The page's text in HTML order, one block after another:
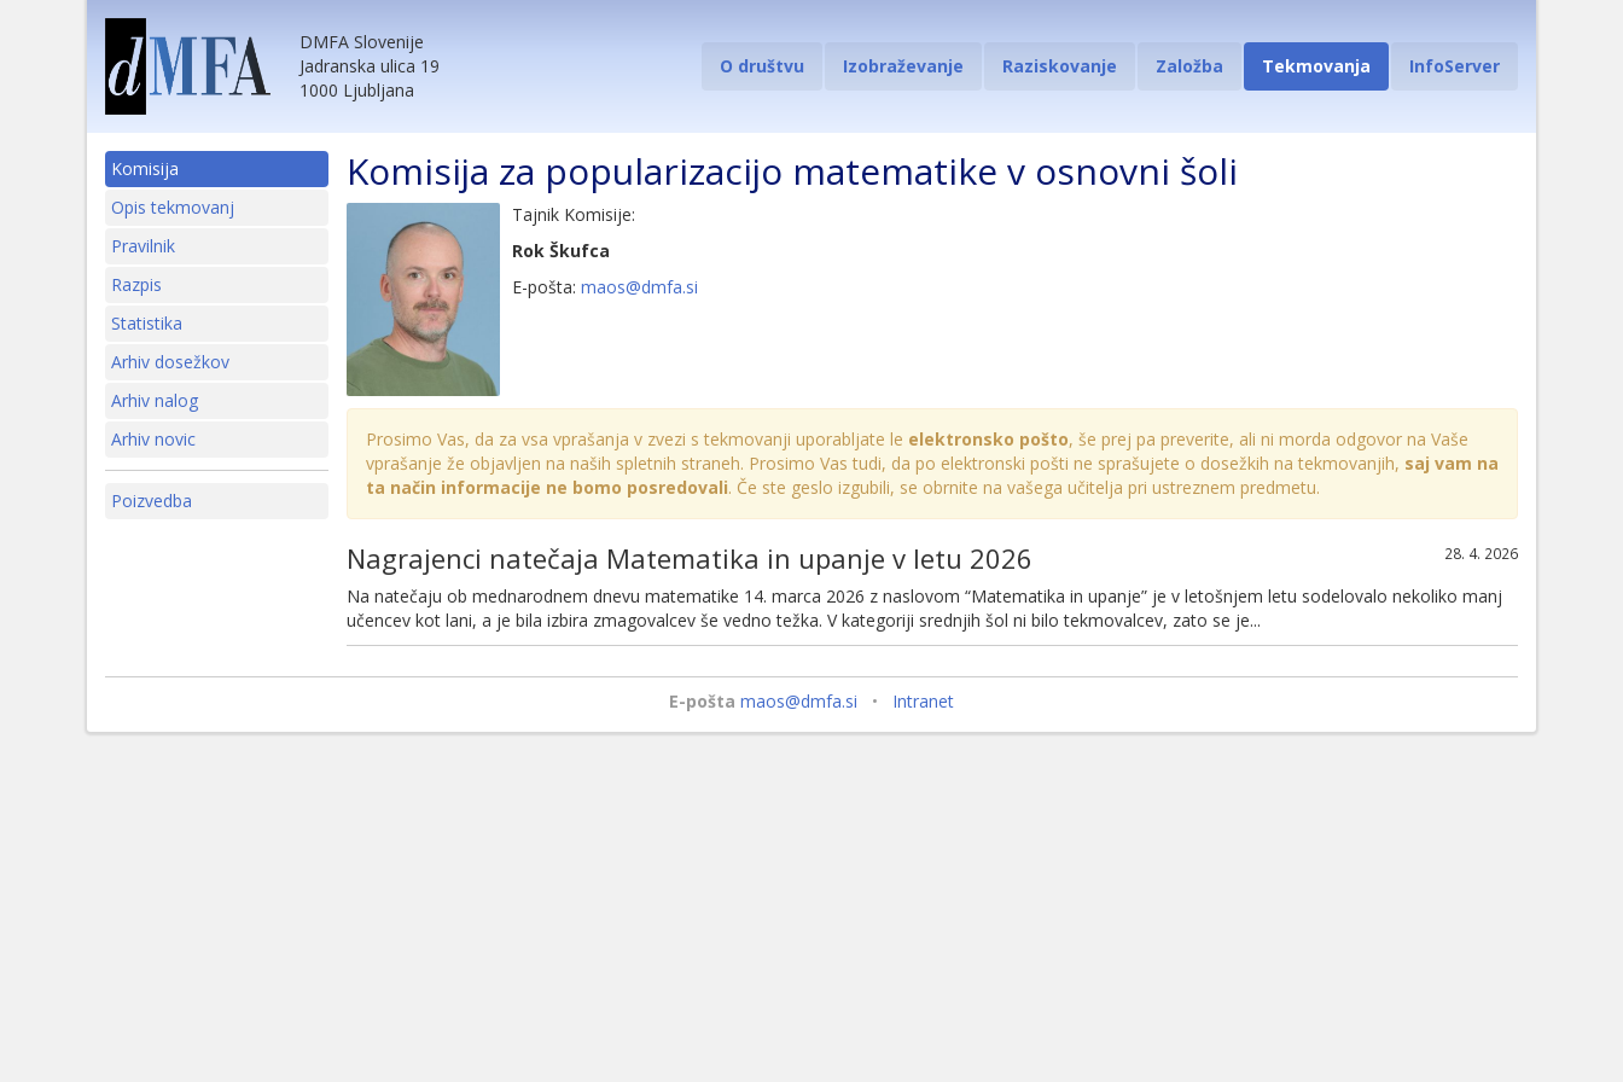
DMFA Slovenije
Jadranska ulica 19
1000 Ljubljana
O društvu Izobraževanje Raziskovanje Založba Tekmovanja InfoServer
Komisija
Opis tekmovanj
Pravilnik
Razpis
Statistika
Arhiv dosežkov
Arhiv nalog
Arhiv novic
Poizvedba
Komisija za popularizacijo matematike v osnovni šoli
Tajnik Komisije:
Rok Škufca
E-pošta: maos@dmfa.si
Prosimo Vas, da za vsa vprašanja v zvezi s tekmovanji uporabljate le elektronsko pošto, še prej pa preverite, ali ni morda odgovor na Vaše
vprašanje že objavljen na naših spletnih straneh. Prosimo Vas tudi, da po elektronski pošti ne sprašujete o dosežkih na tekmovanjih, saj vam na
ta način informacije ne bomo posredovali. Če ste geslo izgubili, se obrnite na vašega učitelja pri ustreznem predmetu.
28. 4. 2026
Nagrajenci natečaja Matematika in upanje v letu 2026
Na natečaju ob mednarodnem dnevu matematike 14. marca 2026 z naslovom “Matematika in upanje” je v letošnjem letu sodelovalo nekoliko manj
učencev kot lani, a je bila izbira zmagovalcev še vedno težka. V kategoriji srednjih šol ni bilo tekmovalcev, zato se je...
E-pošta maos@dmfa.si • Intranet